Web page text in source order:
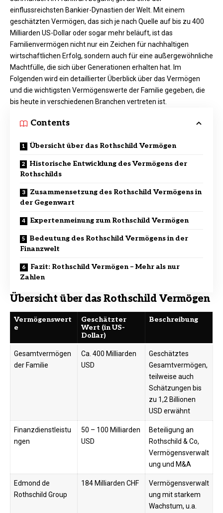
einflussreichsten Bankier-Dynastien der Welt. Mit einem
geschätzten Vermögen, das sich je nach Quelle auf bis zu 400
Milliarden US-Dollar oder sogar mehr beläuft, ist das
Familienvermögen nicht nur ein Zeichen für nachhaltigen
wirtschaftlichen Erfolg, sondern auch für eine außergewöhnliche
Machtfülle, die sich über Generationen erhalten hat. Im
Folgenden wird ein detaillierter Überblick über das Vermögen
und die wichtigsten Vermögenswerte der Familie gegeben, die
bis heute in verschiedenen Branchen vertreten ist.
Contents
Übersicht über das Rothschild Vermögen
Historische Entwicklung des Vermögens der
Rothschilds
Zusammensetzung des Rothschild Vermögens in
der Gegenwart
Expertenmeinung zum Rothschild Vermögen
Bedeutung des Rothschild Vermögens in der
Finanzwelt
Fazit: Rothschild Vermögen – Mehr als nur
Zahlen
Übersicht über das Rothschild Vermögen
Vermögenswert
e
Geschätzter
Wert (in US-
Dollar)
Beschreibung
Gesamtvermögen
der Familie
Ca. 400 Milliarden
USD
Geschätztes
Gesamtvermögen,
teilweise auch
Schätzungen bis
zu 1,2 Billionen
USD erwähnt
Finanzdienstleistu
ngen
50 – 100 Milliarden
USD
Beteiligung an
Rothschild & Co,
Vermögensverwalt
ung und M&A
Edmond de
Rothschild Group
184 Milliarden CHF
Vermögensverwalt
ung mit starkem
Wachstum, u.a.